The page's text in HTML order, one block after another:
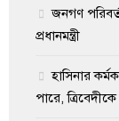
জনগণ
প্রধানমন্ত্রী
হাসিনার
পারে,